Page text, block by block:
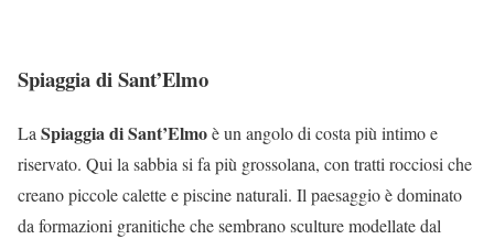
Spiaggia di Sant’Elmo
La Spiaggia di Sant’Elmoè un angolo di costa più intimo e
riservato. Qui la sabbia si fa più grossolana, con tratti rocciosi che
creano piccole calette e piscine naturali. Il paesaggio è dominato
da formazioni granitiche che sembrano sculture modellate dal